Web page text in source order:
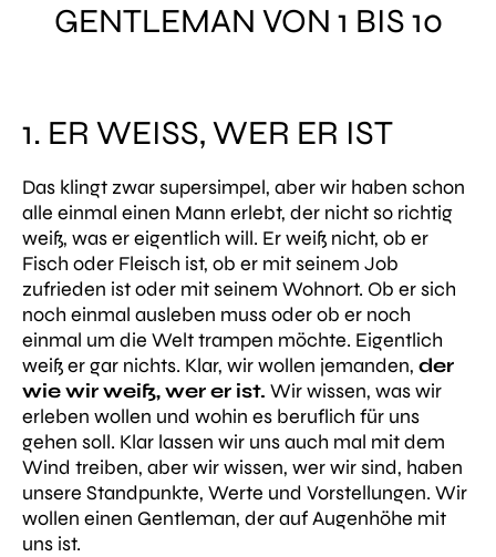
GENTLEMAN VON 1 BIS 10
1. ER WEISS, WER ER IST
Das klingt zwar supersimpel, aber wir haben schon
alle einmal einen Mann erlebt, der nicht so richtig
weiß, was er eigentlich will. Er weiß nicht, ob er
Fisch oder Fleisch ist, ob er mit seinem Job
zufrieden ist oder mit seinem Wohnort. Ob er sich
noch einmal ausleben muss oder ob er noch
einmal um die Welt trampen möchte. Eigentlich
weiß er gar nichts. Klar, wir wollen jemanden, der
wie wir weiß, wer er ist. Wir wissen, was wir
erleben wollen und wohin es beruflich für uns
gehen soll. Klar lassen wir uns auch mal mit dem
Wind treiben, aber wir wissen, wer wir sind, haben
unsere Standpunkte, Werte und Vorstellungen. Wir
wollen einen Gentleman, der auf Augenhöhe mit
uns ist.